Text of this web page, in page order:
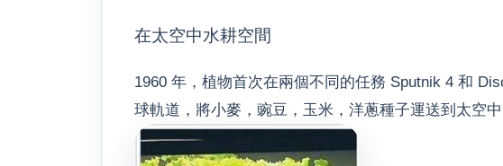
在太空中水耕空間
1960 年，植物首次在兩個不同的任務 Sputnik 4 和
球軌道，將小麥，豌豆，玉米，洋蔥種子運送到太空中